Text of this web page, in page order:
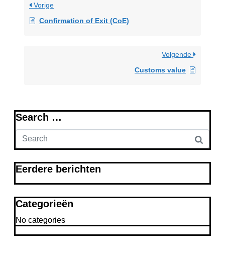
Vorige
Confirmation of Exit (CoE)
Volgende
Customs value
Search …
Eerdere berichten
Categorieën
No categories